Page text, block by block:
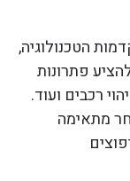
הטכנולוגיה,
פתרונות
רכבים ועוד.
מתאימה